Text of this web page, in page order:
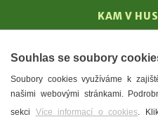
KAM V
T. G.
Souhlas se soubory
Soubory cookies využíváme k
našimi webovými stránkami.
sekci Více informací o cookies.